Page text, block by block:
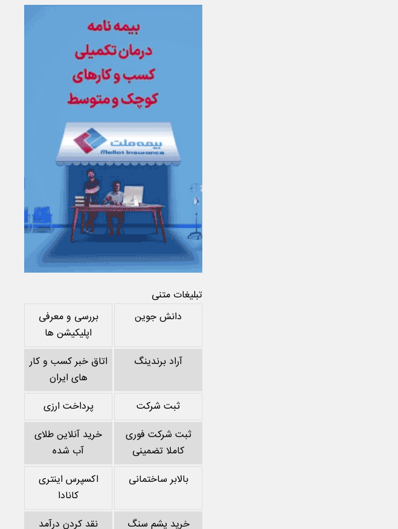
تبلیغات متنی
دانش جوین
بررسی و معرفی
اپلیکیشن ها
آراد برندینگ
اتاق خبر کسب و کار
های ایران
ثبت شرکت
پرداخت ارزی
ثبت شرکت فوری
کاملا تضمینی
خرید آنلاین طلای
آب شده
بالابر ساختمانی
اکسپرس اینتری
کانادا
خرید پشم سنگ
نقد کردن درآمد